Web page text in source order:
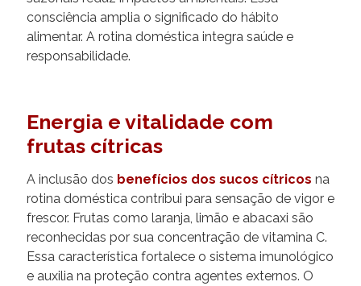
consciência amplia o significado do hábito
alimentar. A rotina doméstica integra saúde e
responsabilidade.
Energia e vitalidade com
frutas cítricas
A inclusão dos benefícios dos sucos cítricos na
rotina doméstica contribui para sensação de vigor e
frescor. Frutas como laranja, limão e abacaxi são
reconhecidas por sua concentração de vitamina C.
Essa característica fortalece o sistema imunológico
e auxilia na proteção contra agentes externos. O